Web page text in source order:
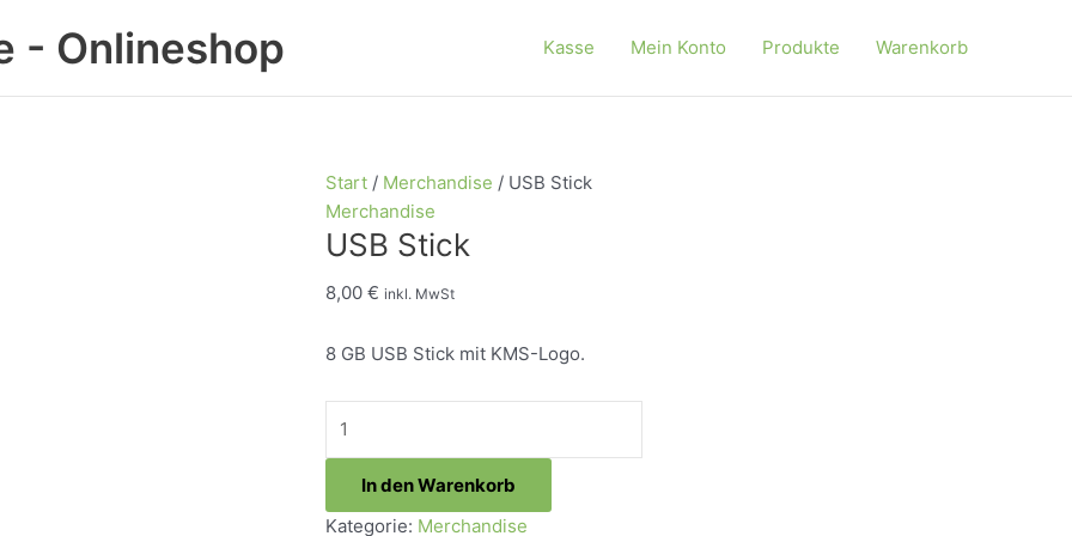
- Onlineshop Kasse Mein Konto Produkte Warenkorb
Start / Merchandise / USB Stick
Merchandise
USB Stick
8,00 € inkl. MwSt
8 GB USB Stick mit KMS-Logo.
Stick
In den Warenkorb
Kategorie: Merchandise